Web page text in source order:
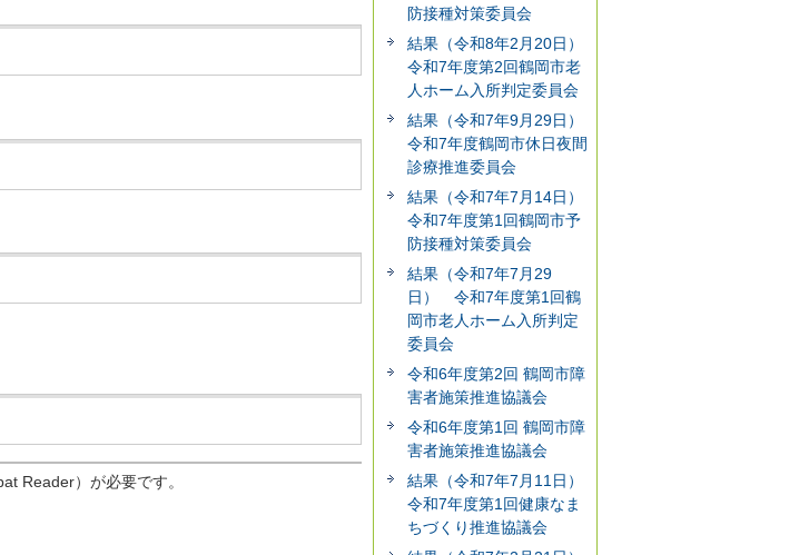
Reader）が必要です。
防接種対策委員会
結果（令和8年2月20日）
令和7年度第2回鶴岡市老
人ホーム入所判定委員会
結果（令和7年9月29日）
令和7年度鶴岡市休日夜間
診療推進委員会
結果（令和7年7月14日）
令和7年度第1回鶴岡市予
防接種対策委員会
結果（令和7年7月29
日） 令和7年度第1回鶴
岡市老人ホーム入所判定
委員会
令和6年度第2回 鶴岡市障
害者施策推進協議会
令和6年度第1回 鶴岡市障
害者施策推進協議会
結果（令和7年7月11日）
令和7年度第1回健康なま
ちづくり推進協議会